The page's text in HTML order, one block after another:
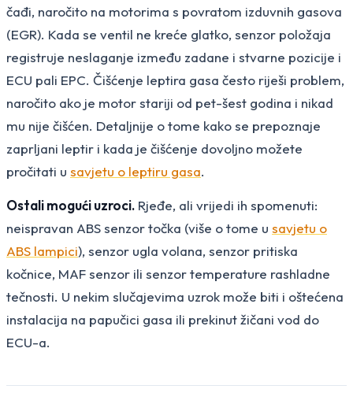
čađi, naročito na motorima s povratom izduvnih gasova
(EGR). Kada se ventil ne kreće glatko, senzor položaja
registruje neslaganje između zadane i stvarne pozicije i
ECU pali EPC. Čišćenje leptira gasa često riješi problem,
naročito ako je motor stariji od pet-šest godina i nikad
mu nije čišćen. Detaljnije o tome kako se prepoznaje
zaprljani leptir i kada je čišćenje dovoljno možete
pročitati u savjetu o leptiru gasa.
Ostali mogući uzroci. Rjeđe, ali vrijedi ih spomenuti:
neispravan ABS senzor točka (više o tome u savjetu o
ABS lampici), senzor ugla volana, senzor pritiska
kočnice, MAF senzor ili senzor temperature rashladne
tečnosti. U nekim slučajevima uzrok može biti i oštećena
instalacija na papučici gasa ili prekinut žičani vod do
ECU-a.